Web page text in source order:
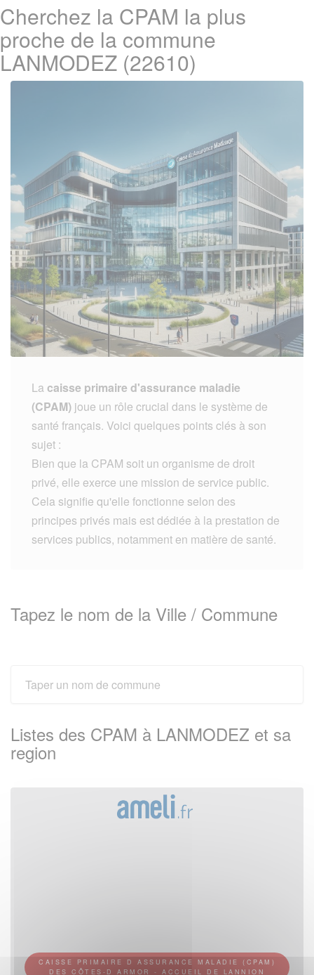
Cherchez la CPAM la plus
proche de la commune
LANMODEZ (22610)
Lacaisse primaire d'assurance maladie
(CPAM) joue un rôle crucial dans le système de
santé français. Voici quelques points clés à son
sujet :
Bien que la CPAM soit un organisme de droit
privé, elle exerce une mission de service public.
Cela signifie qu'elle fonctionne selon des
principes privés mais est dédiée à la prestation de
services publics, notamment en matière de santé.
Tapez le nom de la Ville / Commune
Listes des CPAM à LANMODEZ et sa
region
CAISSE PRIMAIRE D ASSURANCE MALADIE (CPAM)
DES CÔTES-D ARMOR - ACCUEIL DE LANNION